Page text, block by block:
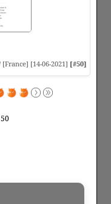
[France] [14-06-2021] [#50]